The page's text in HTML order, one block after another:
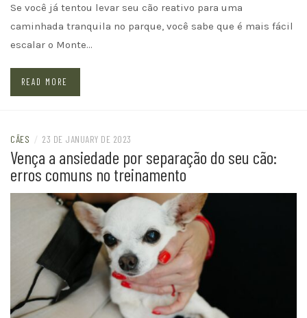
Se você já tentou levar seu cão reativo para uma
caminhada tranquila no parque, você sabe que é mais fácil
escalar o Monte…
READ MORE
CÃES / 23 DE JANUARY DE 2023
Vença a ansiedade por separação do seu cão:
erros comuns no treinamento